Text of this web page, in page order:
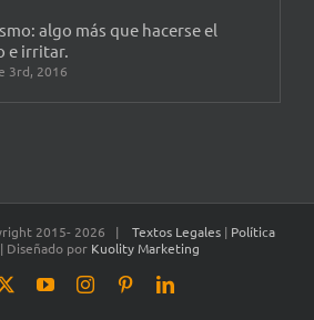
algo más que hacerse el
e irritar.
3rd, 2016
2015- 2026 | Textos Legales | Política
| Diseñado por Kuolity Marketing
YouTubeInstagramPinterestLinkedIn